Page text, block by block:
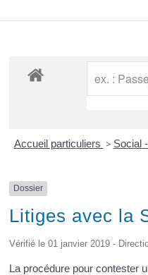
Accueil particuliers > Social
Dossier
Litiges avec la
Vérifié le 01 janvier 2019 -
La procédure pour contester